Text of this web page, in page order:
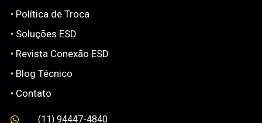
• Política de Troca
• Soluções ESD
• Revista Conexão ESD
• Blog Técnico
• Contato
 (11) 94447-4840